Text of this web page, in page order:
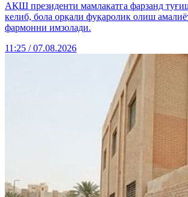
АҚШ президенти мамлакатга фарзанд
келиб, бола орқали фуқаролик олиш
фармонни имзолади.
11:25 / 07.08.2026